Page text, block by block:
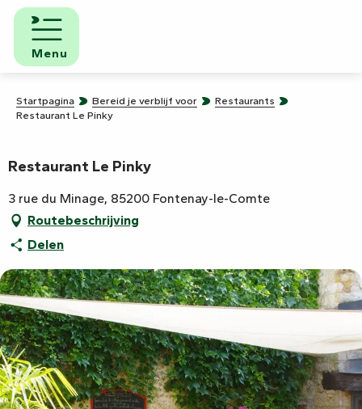
Aller
contenu
principal
Menu
Startpagina Bereid je verblijf voor
Restaurants
Restaurant Le Pinky
Restaurant Le Pinky
3 rue du Minage, 85200 Fontenay-le-Comte
Routebeschrijving
Delen